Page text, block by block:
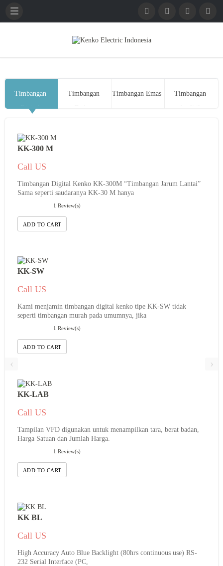
English
Timbangan
Digital
Timbangan
Badan
Timbangan Emas
Timbangan
Analitik
‹ ›
KK-300 M
Call US
Timbangan Digital Kenko KK-300M “Timbangan Jarum Lantai”
Sama seperti saudaranya KK-30 M hanya
1 Review(s)
ADD TO CART
KK-SW
Call US
Kami menjamin timbangan digital kenko tipe KK-SW tidak
seperti timbangan murah pada umumnya, jika
1 Review(s)
ADD TO CART
KK-LAB
Call US
Tampilan VFD digunakan untuk menampilkan tara, berat badan,
Harga Satuan dan Jumlah Harga.
1 Review(s)
ADD TO CART
KK BL
Call US
High Accuracy Auto Blue Backlight (80hrs continuous use) RS-
232 Serial Interface (PC,